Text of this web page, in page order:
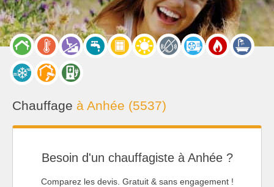
Chauffage à Anhée (5537)
Besoin d'un chauffagiste à Anhée ?
Comparez les devis. Gratuit & sans engagement !